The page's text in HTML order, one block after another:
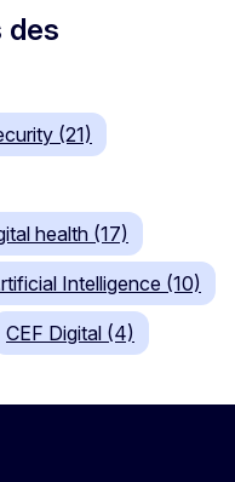
des
(21)
health (17)
Intelligence (10)
CEF Digital (4)